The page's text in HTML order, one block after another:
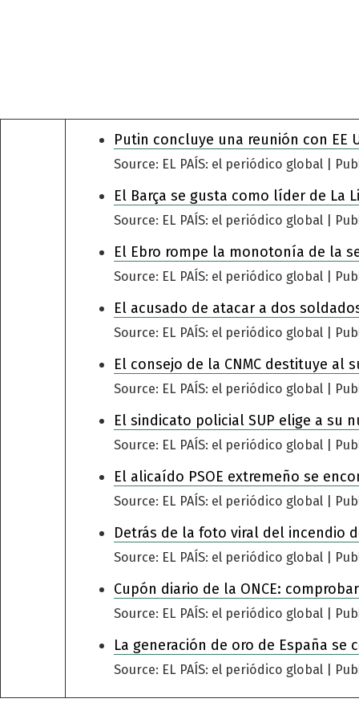
Putin concluye una reunión con EE
Source: EL PAÍS: el periódico global
El Barça se gusta como líder de La
Source: EL PAÍS: el periódico global
El Ebro rompe la monotonía de la
Source: EL PAÍS: el periódico global
El acusado de atacar a dos
Source: EL PAÍS: el periódico global
El consejo de la CNMC destituye
Source: EL PAÍS: el periódico global
El sindicato policial SUP elige a su
Source: EL PAÍS: el periódico global
El alicaído PSOE extremeño se
Source: EL PAÍS: el periódico global
Detrás de la foto viral del incendio
Source: EL PAÍS: el periódico global
Cupón diario de la ONCE:
Source: EL PAÍS: el periódico global
La generación de oro de España
Source: EL PAÍS: el periódico global